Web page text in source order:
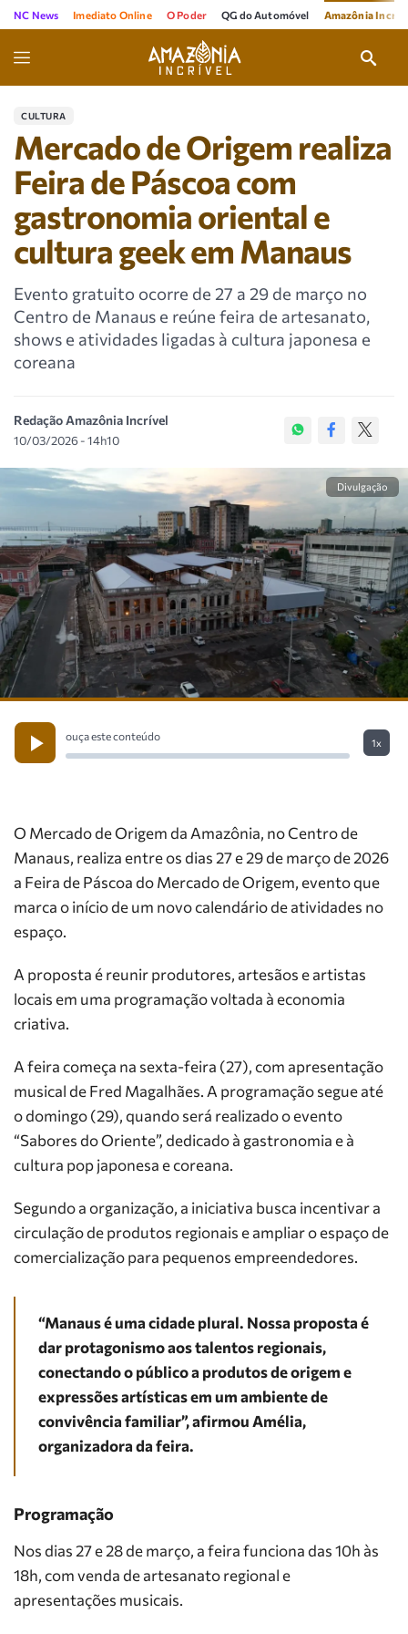
NC News Imediato Online O Poder QG do Automóvel Amazônia
CULTURA
Mercado de Origem realiza
Feira de Páscoa com
gastronomia oriental e
cultura geek em Manaus
Evento gratuito ocorre de 27 a 29 de março no
Centro de Manaus e reúne feira de artesanato,
shows e atividades ligadas à cultura japonesa e
coreana
Redação Amazônia Incrível
10/03/2026 - 14h10
Divulgação
ouça este conteúdo
1x
O Mercado de Origem da Amazônia, no Centro de
Manaus, realiza entre os dias 27 e 29 de março de 2026
a Feira de Páscoa do Mercado de Origem, evento que
marca o início de um novo calendário de atividades no
espaço.
A proposta é reunir produtores, artesãos e artistas
locais em uma programação voltada à economia
criativa.
A feira começa na sexta-feira (27), com apresentação
musical de Fred Magalhães. A programação segue até
o domingo (29), quando será realizado o evento
“Sabores do Oriente”, dedicado à gastronomia e à
cultura pop japonesa e coreana.
Segundo a organização, a iniciativa busca incentivar a
circulação de produtos regionais e ampliar o espaço de
comercialização para pequenos empreendedores.
“Manaus é uma cidade plural. Nossa proposta é
dar protagonismo aos talentos regionais,
conectando o público a produtos de origem e
expressões artísticas em um ambiente de
convivência familiar”, afirmou Amélia,
organizadora da feira.
Programação
Nos dias 27 e 28 de março, a feira funciona das 10h às
18h, com venda de artesanato regional e
apresentações musicais.